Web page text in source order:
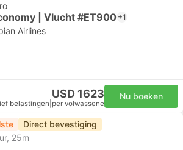
| Vlucht #ET900 +1
Airlines
USD 1623
belastingen per volwassene
Nu boeken
Direct bevestiging
25m